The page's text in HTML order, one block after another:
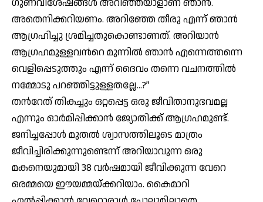
ഗുണവിശേഷങ്ങള്‍ അറിഞ്ഞയാളാണ് ഞാന്‍.
അതെനിക്കറിയണം. അറിഞ്ഞേ തീരു എന്ന് ഞാന്‍
ആഗ്രഹിച്ചു ശ്രമിച്ചതുകൊണ്ടാണത്. അറിയാന്‍
ആഗ്രഹമുള്ളവന്‍റെ മുന്നില്‍ ഞാന്‍ എന്നെത്തന്നെ
വെളിപ്പെടുത്തും എന്ന് ദൈവം തന്നെ വചനത്തില്‍
നമ്മോടു പറഞ്ഞിട്ടുള്ളതല്ലേ…?”
തന്‍റേത് തികച്ചും ഒറ്റപ്പെട്ട ഒരു ജീവിതാനുഭവമല്ല
എന്നും ഓര്‍മിപ്പിക്കാന്‍ ജ്യോതിക്ക് ആഗ്രഹമുണ്ട്.
ജനിച്ചപ്പോള്‍ മുതല്‍ ശ്വാസത്തിലൂടെ മാത്രം
ജീവിച്ചിരിക്കുന്നുണ്ടെന്ന് അറിയാവുന്ന ഒരു
മകനെയുമായി 38 വര്‍ഷമായി ജീവിക്കുന്ന വേറെ
ഒരമ്മയെ ഈയമ്മയ്ക്കറിയാം. കൈമാറി